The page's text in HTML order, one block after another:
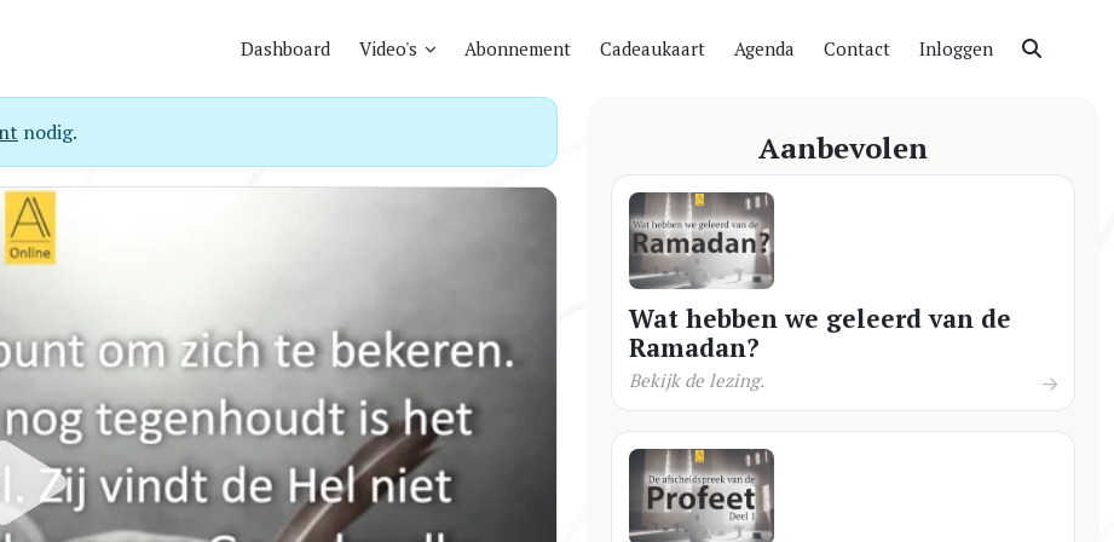
Dashboard Video's Abonnement Cadeaukaart Agenda Contact Inloggen
nodig. Aanbevolen
Wat hebben we geleerd van de
Ramadan?
Bekijk de lezing.